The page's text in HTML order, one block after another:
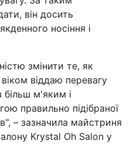
він досить
носіння і
змінити те, як
віддаю перевагу
більш м'яким і
правильно підібраної
– зазначила майстриня
Krystal Oh Salon у